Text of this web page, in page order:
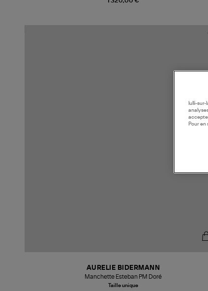
AURELIE BIDERMANN
Manchette Esteban PM Doré
Taille unique
lulli-
Pour en